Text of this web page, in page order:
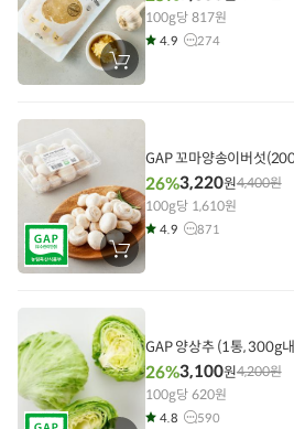
장
바
에
100g당 817원
4.9 274
장
바
에
담
기
GAP 꼬마양송이버섯
26%3,220원4,400원
100g당 1,610원
4.9 871
GAP 양상추 (1통, 300g
26%3,100원4,200원
100g당 620원
4.8 590